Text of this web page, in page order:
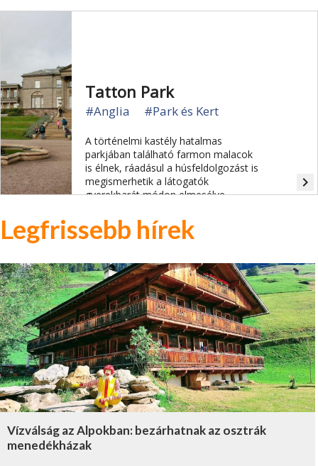
Tatton Park
#Anglia #Park és Kert
A történelmi kastély hatalmas
parkjában található farmon malacok
is élnek, ráadásul a húsfeldolgozást is
megismerhetik a látogatók
gyerekbarát módon elmesélve.
navigate_next
Legfrissebb hírek
Vízválság az Alpokban: bezárhatnak az osztrák
menedékházak